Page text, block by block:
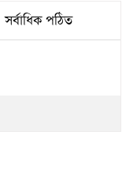
সর্বাধিক পঠিত